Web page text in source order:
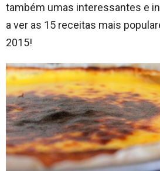
também umas interessantes e
a ver as 15 receitas mais
2015!